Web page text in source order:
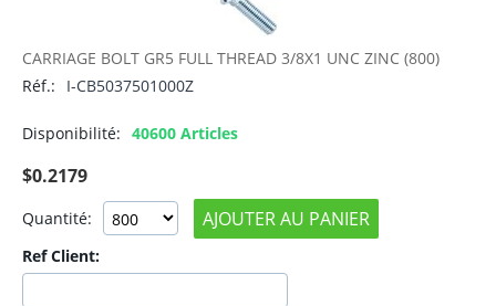
CARRIAGE BOLT GR5 FULL THREAD 3/8X1 UNC ZINC (800)
Réf.:
I-CB5037501000Z
Disponibilité: 40600 Articles
$0.2179
Quantité: AJOUTER AU PANIER
Ref Client: